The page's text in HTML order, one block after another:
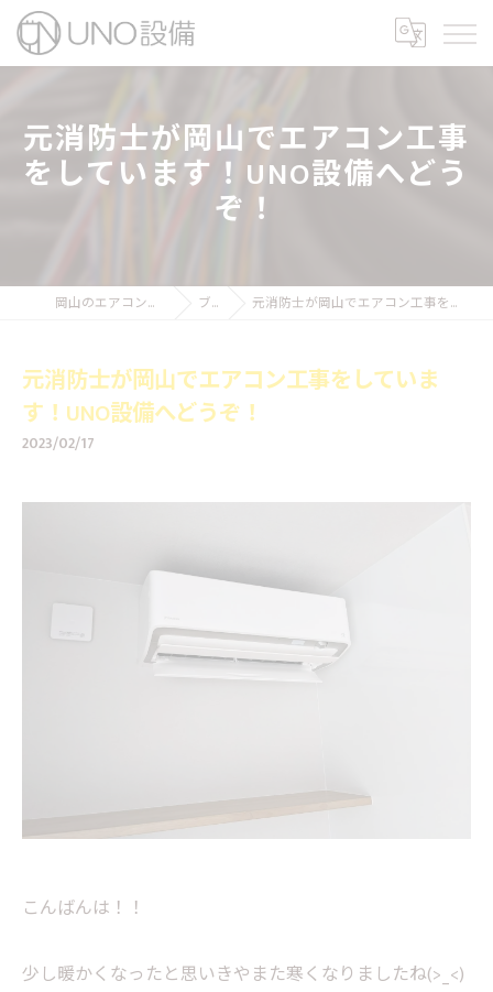
元消防士が岡山でエアコン工事
をしています！UNO設備へどう
ぞ！
岡山のエアコン工事ならUNO設備 ブログ 元消防士が岡山でエアコン工事をしています！UNO設備へどうぞ！
元消防士が岡山でエアコン工事をしていま
す！UNO設備へどうぞ！
2023/02/17
こんばんは！！
少し暖かくなったと思いきやまた寒くなりましたね(>_<)